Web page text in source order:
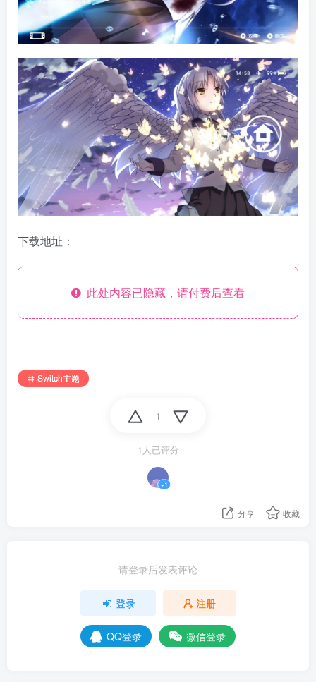
下载地址：
此处内容已隐藏，请付费后查看
Switch主题
1
1人已评分
+1
分享 收藏
请登录后发表评论
登录 注册
QQ登录 微信登录